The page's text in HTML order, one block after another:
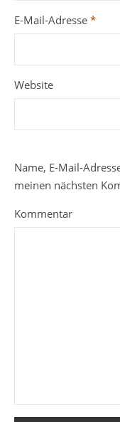
E-Mail-Adresse *
Website
Name, E-Mail-
meinen nächsten
Kommentar